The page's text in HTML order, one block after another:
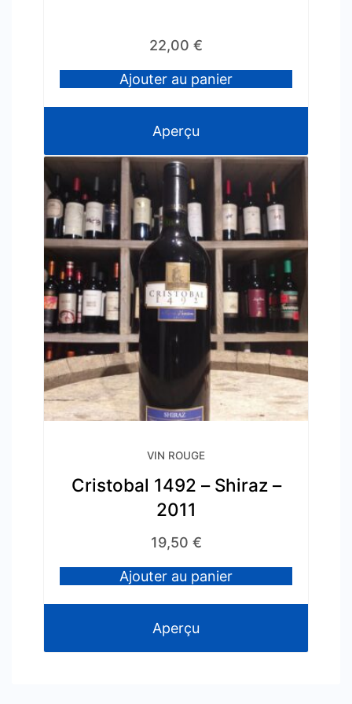
22,00 €
Ajouter au panier
Aperçu
VIN ROUGE
Cristobal 1492 – Shiraz –
2011
19,50 €
Ajouter au panier
Aperçu